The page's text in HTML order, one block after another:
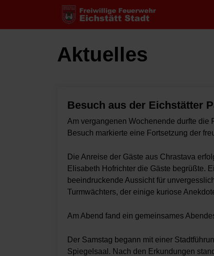
Aktuelles
Besuch aus der Eichstätter
Am vergangenen Wochenende durfte die
Besuch markierte eine Fortsetzung der
Die Anreise der Gäste aus Chrastava
Elisabeth Hofrichter die Gäste begrüßte.
beeindruckende Aussicht für
Turmwächters, der einige kuriose
Am Abend fand ein gemeinsames
Der Samstag begann mit einer
Spiegelsaal. Nach den Erkundungen